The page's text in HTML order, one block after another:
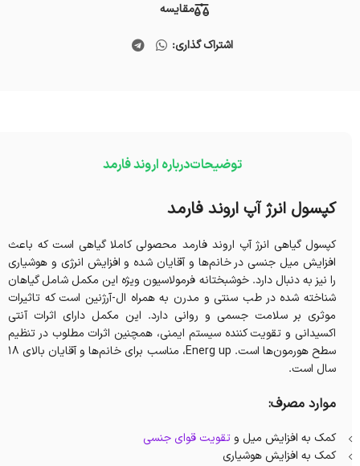
مقایسه
اشتراک گذاری:
توضیحاتدرباره اروند فارمد
کپسول انرژ آپ اروند فارمد
کپسول گیاهی انرژ آپ اروند فارمد محصولی کاملا گیاهی است که باعث
افزایش میل جنسی در خانم‌ها و آقایان شده و افزایش انرژی و هوشیاری
را نیز به دنبال دارد. خوشبختانه فرمولاسیون ویژه این مکمل شامل گیاهان
شناخته شده در طب سنتی و مدرن به همراه ال-آرژنین است که تاثیرات
موثری بر سلامت جسمی و روانی دارد. این مکمل دارای اثرات آنتی
اکسیدانی و تقویت کننده سیستم ایمنی، همچنین اثرات مطلوب در تنظیم
سطح هورمون‌ها است. Energ up، مناسب برای خانم‌ها و آقایان بالای 18
سال است.
موارد مصرف:
کمک به افزایش میل وتقویت قوای جنسی
کمک به افزایش هوشیاری